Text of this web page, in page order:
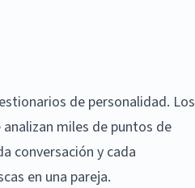
de personalidad. Los
miles de puntos de
conversación y cada
en una pareja.